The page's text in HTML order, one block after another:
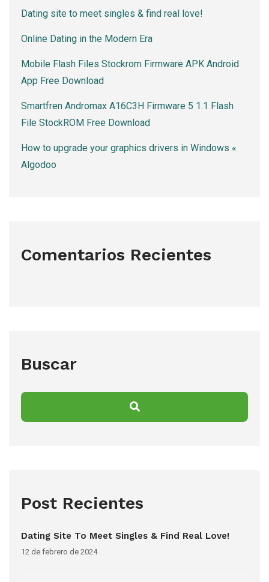
Dating site to meet singles & find real love!
Online Dating in the Modern Era
Mobile Flash Files Stockrom Firmware APK Android
App Free Download
Smartfren Andromax A16C3H Firmware 5 1.1 Flash
File StockROM Free Download
How to upgrade your graphics drivers in Windows «
Algodoo
Comentarios Recientes
Buscar
Post Recientes
Dating Site To Meet Singles & Find Real Love!
12 de febrero de 2024